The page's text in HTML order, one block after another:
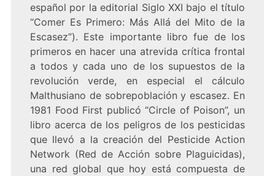
español por la editorial Siglo XXI bajo el título
“Comer Es Primero: Más Allá del Mito de la
Escasez”). Este importante libro fue de los
primeros en hacer una atrevida crítica frontal
a todos y cada uno de los supuestos de la
revolución verde, en especial el cálculo
Malthusiano de sobrepoblación y escasez. En
1981 Food First publicó “Circle of Poison”, un
libro acerca de los peligros de los pesticidas
que llevó a la creación del Pesticide Action
Network (Red de Acción sobre Plaguicidas),
una red global que hoy está compuesta de